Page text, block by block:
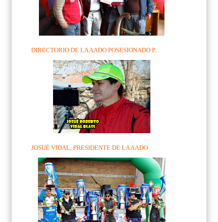
DIRECTORIO DE LA AADO POSESIONADO P...
JOSUÉ VIDAL, PRESIDENTE DE LA AADO